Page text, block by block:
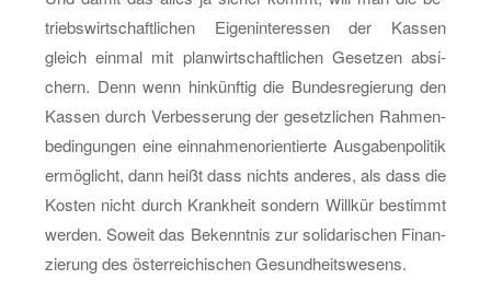
triebs­wirt­schaft­li­chen Ei­gen­in­ter­es­sen der Kas­sen
gleich ein­mal mit plan­wirt­schaft­li­chen Ge­set­zen ab­si­
chern. Denn wenn hin­künf­tig die Bun­des­re­gie­rung den
Kas­sen durch Ver­bes­se­rung der ge­setz­li­chen Rah­men­
be­din­gun­gen eine ein­nah­me­n­ori­en­tier­te Aus­ga­ben­po­li­tik
er­mög­licht, dann heißt dass nichts an­de­res, als dass die
Kos­ten nicht durch Krank­heit son­dern Will­kür be­stimmt
wer­den. So­weit das Be­kennt­nis zur so­li­da­ri­schen Fi­nan­
zie­rung des ös­ter­rei­chi­schen Ge­sund­heits­we­sens.